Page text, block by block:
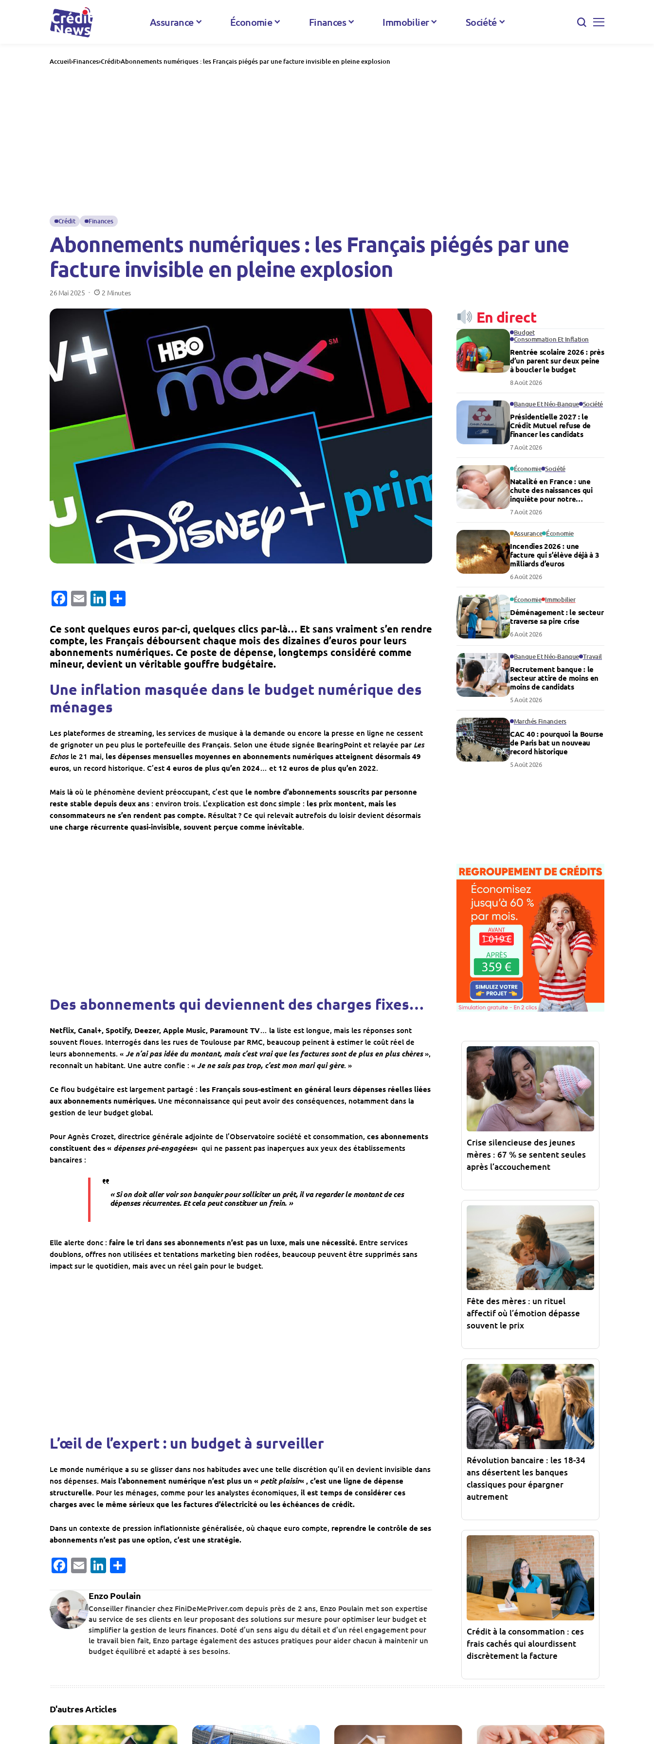
Assurance Économie Finances Immobilier Société
Accueil Finances Crédit Abonnements numériques : les Français piégés par une facture invisible en pleine explosion
Crédit Finances
Abonnements numériques : les Français piégés par une
facture invisible en pleine explosion
26 Mai 2025 2 Minutes
Facebook
EmailLinkedIn
Ce sont quelques euros par-ci, quelques clics par-là… Et sans vraiment s’en rendre
compte, les Français déboursent chaque mois des dizaines d’euros pour leurs
abonnements numériques. Ce poste de dépense, longtemps considéré comme
mineur, devient un véritable gouffre budgétaire.
Une inflation masquée dans le budget numérique des
ménages
Les plateformes de streaming, les services de musique à la demande ou encore la presse en ligne ne cessent
de grignoter un peu plus le portefeuille des Français. Selon une étude signée BearingPoint et relayée par Les
Echosle 21 mai, les dépenses mensuelles moyennes en abonnements numériques atteignent désormais 49
euros, un record historique. C’est 4 euros de plus qu’en 2024… et 12 euros de plus qu’en 2022.
Mais là où le phénomène devient préoccupant, c’est que le nombre d’abonnements souscrits par personne
reste stable depuis deux ans : environ trois. L’explication est donc simple : les prix montent, mais les
consommateurs ne s’en rendent pas compte. Résultat ? Ce qui relevait autrefois du loisir devient désormais
une charge récurrente quasi-invisible, souvent perçue comme inévitable.
Des abonnements qui deviennent des charges fixes…
Netflix, Canal+, Spotify, Deezer, Apple Music, Paramount TV… la liste est longue, mais les réponses sont
souvent floues. Interrogés dans les rues de Toulouse par RMC, beaucoup peinent à estimer le coût réel de
leurs abonnements. « Je n’ai pas idée du montant, mais c’est vrai que les factures sont de plus en plus chères»,
reconnaît un habitant. Une autre confie : « Je ne sais pas trop, c’est mon mari qui gère. »
Ce flou budgétaire est largement partagé : les Français sous-estiment en général leurs dépenses réelles liées
aux abonnements numériques. Une méconnaissance qui peut avoir des conséquences, notamment dans la
gestion de leur budget global.
Pour Agnès Crozet, directrice générale adjointe de l’Observatoire société et consommation, ces abonnements
constituent des « dépenses pré-engagées« qui ne passent pas inaperçues aux yeux des établissements
bancaires :
« Si on doit aller voir son banquier pour solliciter un prêt, il va regarder le montant de ces
dépenses récurrentes. Et cela peut constituer un frein. »
Elle alerte donc : faire le tri dans ses abonnements n’est pas un luxe, mais une nécessité. Entre services
doublons, offres non utilisées et tentations marketing bien rodées, beaucoup peuvent être supprimés sans
impact sur le quotidien, mais avec un réel gain pour le budget.
L’œil de l’expert : un budget à surveiller
Le monde numérique a su se glisser dans nos habitudes avec une telle discrétion qu’il en devient invisible dans
nos dépenses. Mais l’abonnement numérique n’est plus un « petit plaisir« , c’est une ligne de dépense
structurelle. Pour les ménages, comme pour les analystes économiques, il est temps de considérer ces
charges avec le même sérieux que les factures d’électricité ou les échéances de crédit.
Dans un contexte de pression inflationniste généralisée, où chaque euro compte, reprendre le contrôle de ses
abonnements n’est pas une option, c’est une stratégie.
Facebook
EmailLinkedIn
Enzo Poulain
Conseiller financier chez FiniDeMePriver.com depuis près de 2 ans, Enzo Poulain met son expertise
au service de ses clients en leur proposant des solutions sur mesure pour optimiser leur budget et
simplifier la gestion de leurs finances. Doté d’un sens aigu du détail et d’un réel engagement pour
le travail bien fait, Enzo partage également des astuces pratiques pour aider chacun à maintenir un
budget équilibré et adapté à ses besoins.
En direct
Budget
Consommation Et Inflation
Rentrée scolaire 2026 : près
d’un parent sur deux peine
à boucler le budget
8 Août 2026
Banque Et Néo-Banque Société
Présidentielle 2027 : le
Crédit Mutuel refuse de
financer les candidats
7 Août 2026
Économie Société
Natalité en France : une
chute des naissances qui
inquiète pour notre
économie
7 Août 2026
Assurance Économie
Incendies 2026 : une
facture qui s’élève déjà à 3
milliards d’euros
6 Août 2026
Économie Immobilier
Déménagement : le secteur
traverse sa pire crise
6 Août 2026
Banque Et Néo-Banque Travail
Recrutement banque : le
secteur attire de moins en
moins de candidats
5 Août 2026
Marchés Financiers
CAC 40 : pourquoi la Bourse
de Paris bat un nouveau
record historique
5 Août 2026
Crise silencieuse des jeunes
mères : 67 % se sentent seules
après l’accouchement
Fête des mères : un rituel
affectif où l’émotion dépasse
souvent le prix
Révolution bancaire : les 18-34
ans désertent les banques
classiques pour épargner
autrement
Crédit à la consommation : ces
frais cachés qui alourdissent
discrètement la facture
D'autres Articles